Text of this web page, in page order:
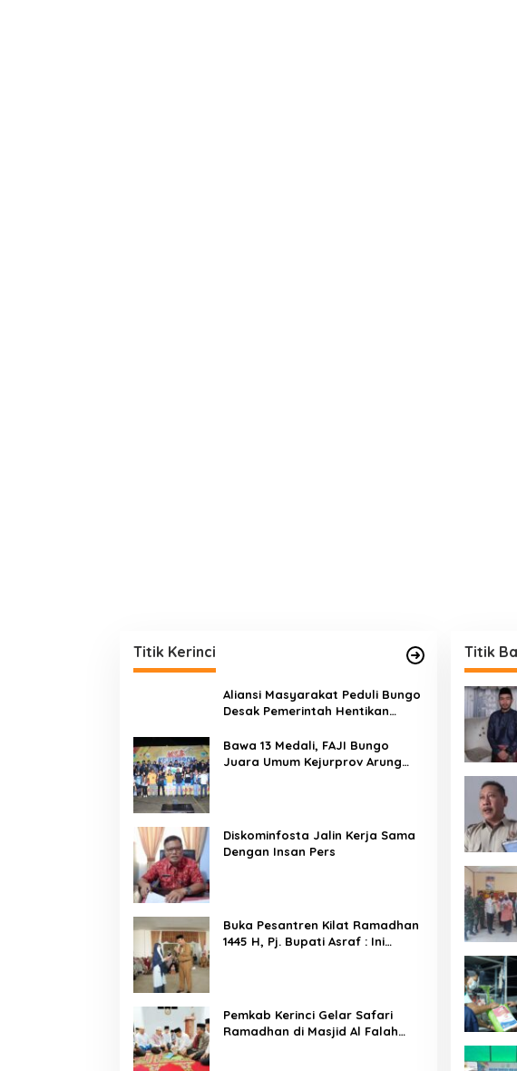
Titik Kerinci
Aliansi Masyarakat Peduli Bungo
Desak Pemerintah Hentikan
Jalan Lintas Bungo
Bawa 13 Medali, FAJI Bungo
Juara Umum Kejurprov Arung
Diskominfosta Jalin Kerja Sama
Dengan Insan Pers
Buka Pesantren Kilat Ramadhan
1445 H, Pj. Bupati Asraf : Ini
Pemkab Kerinci Gelar Safari
Ramadhan di Masjid Al Falah
Titik